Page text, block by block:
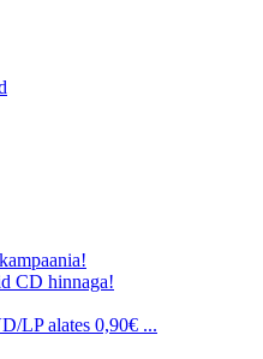
CD hinnaga!
LP alates 0,90€ ...